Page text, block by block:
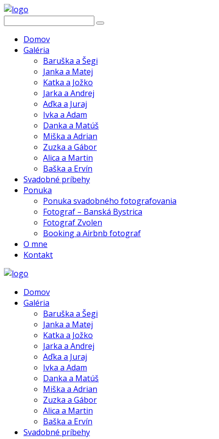
Domov
Galéria
Baruška a Šegi
Janka a Matej
Katka a Jožko
Jarka a Andrej
Aďka a Juraj
Ivka a Adam
Danka a Matúš
Miška a Adrian
Zuzka a Gábor
Alica a Martin
Baška a Ervín
Svadobné príbehy
Ponuka
Ponuka svadobného fotografovania
Fotograf – Banská Bystrica
Fotograf Zvolen
Booking a Airbnb fotograf
O mne
Kontakt
Domov
Galéria
Baruška a Šegi
Janka a Matej
Katka a Jožko
Jarka a Andrej
Aďka a Juraj
Ivka a Adam
Danka a Matúš
Miška a Adrian
Zuzka a Gábor
Alica a Martin
Baška a Ervín
Svadobné príbehy